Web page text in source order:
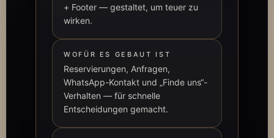
+ Footer — gestaltet, um teuer zu
wirken.
WOFÜR ES GEBAUT IST
Reservierungen, Anfragen,
WhatsApp-Kontakt und „Finde uns“-
Verhalten — für schnelle
Entscheidungen gemacht.